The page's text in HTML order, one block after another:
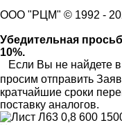
ООО "РЦМ" © 1992 -
Убедительная
10%.
Если Вы не найдете в
просим отправить
кратчайшие сроки
поставку аналогов.